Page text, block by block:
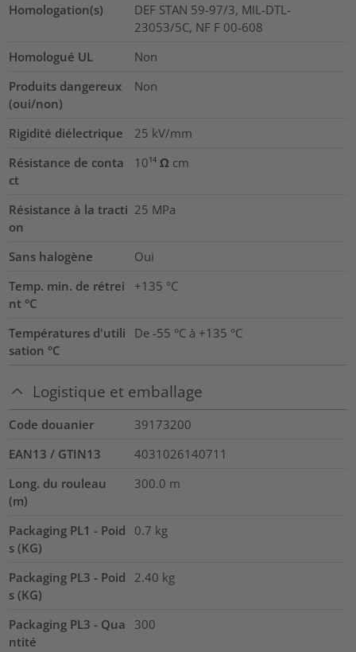
Homologation(s)
DEF STAN 59-97/3, MIL-DTL-
23053/5C, NF F 00-608
Homologué UL
Non
Produits dangereux
(oui/non)
Non
Rigidité diélectrique 25 kV/mm
Résistance de conta
ct
10¹⁴ Ω cm
Résistance à la tracti
on
25 MPa
Sans halogène
Oui
Temp. min. de rétrei
nt °C
+135 °C
Températures d'utili
sation °C
De -55 °C à +135 °C
Logistique et emballage
Code douanier
39173200
EAN13 / GTIN13
4031026140711
Long. du rouleau
(m)
300.0 m
Packaging PL1 - Poid
s (KG)
0.7 kg
Packaging PL3 - Poid
s (KG)
2.40 kg
Packaging PL3 - Qua
ntité
300